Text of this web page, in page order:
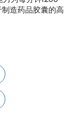
造药品胶囊的高